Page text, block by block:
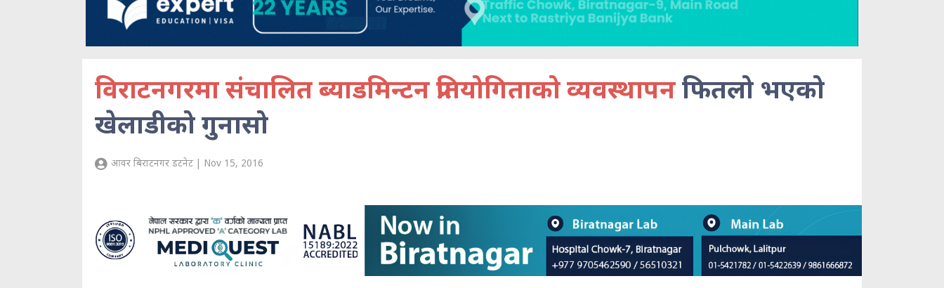
विराटनगरमा संचालित ब्याडमिन्टन प्रतियोगिताको व्यवस्थापनफितलो भएको
खेलाडीको गुनासो
आवर बिराटनगर डटनेट | Nov 15, 2016